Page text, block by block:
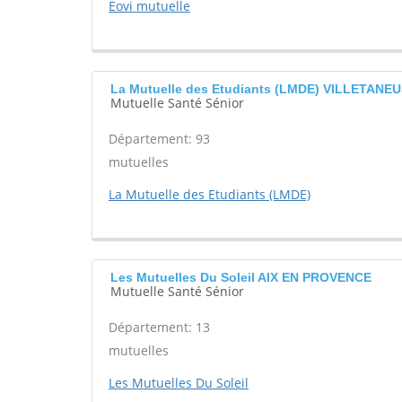
Eovi mutuelle
La Mutuelle des Etudiants (LMDE)
Mutuelle Santé Sénior
Département: 93
mutuelles
La Mutuelle des Etudiants (LMDE)
Les Mutuelles Du Soleil AIX EN PROVENCE
Mutuelle Santé Sénior
Département: 13
mutuelles
Les Mutuelles Du Soleil